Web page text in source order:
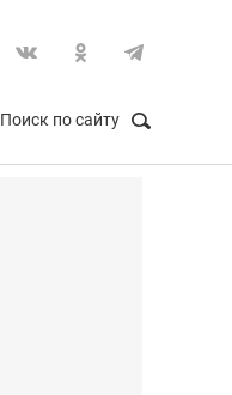
Поиск по сайту